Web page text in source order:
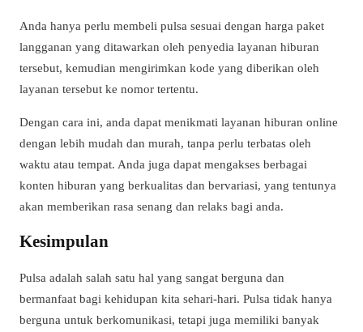
Anda hanya perlu membeli pulsa sesuai dengan harga paket
langganan yang ditawarkan oleh penyedia layanan hiburan
tersebut, kemudian mengirimkan kode yang diberikan oleh
layanan tersebut ke nomor tertentu.
Dengan cara ini, anda dapat menikmati layanan hiburan online
dengan lebih mudah dan murah, tanpa perlu terbatas oleh
waktu atau tempat. Anda juga dapat mengakses berbagai
konten hiburan yang berkualitas dan bervariasi, yang tentunya
akan memberikan rasa senang dan relaks bagi anda.
Kesimpulan
Pulsa adalah salah satu hal yang sangat berguna dan
bermanfaat bagi kehidupan kita sehari-hari. Pulsa tidak hanya
berguna untuk berkomunikasi, tetapi juga memiliki banyak